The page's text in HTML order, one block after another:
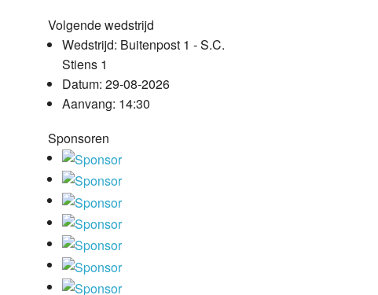
Volgende wedstrijd
Wedstrijd: Buitenpost 1 - S.C.
Stiens 1
Datum: 29-08-2026
Aanvang: 14:30
Sponsoren